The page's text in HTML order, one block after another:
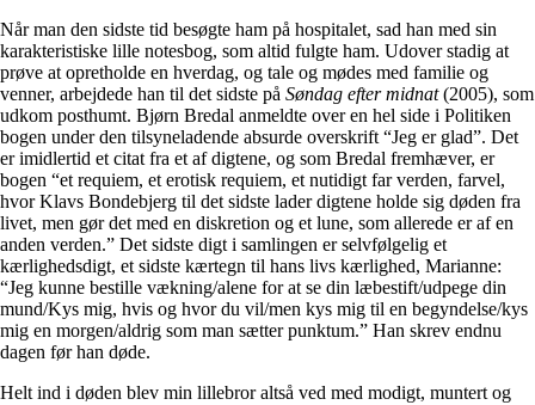
Når man den sidste tid besøgte ham på hospitalet, sad han med sin
karakteristiske lille notesbog, som altid fulgte ham. Udover stadig at
prøve at opretholde en hverdag, og tale og mødes med familie og
venner, arbejdede han til det sidste på Søndag efter midnat(2005), som
udkom posthumt. Bjørn Bredal anmeldte over en hel side i Politiken
bogen under den tilsyneladende absurde overskrift “Jeg er glad”. Det
er imidlertid et citat fra et af digtene, og som Bredal fremhæver, er
bogen “et requiem, et erotisk requiem, et nutidigt far verden, farvel,
hvor Klavs Bondebjerg til det sidste lader digtene holde sig døden fra
livet, men gør det med en diskretion og et lune, som allerede er af en
anden verden.” Det sidste digt i samlingen er selvfølgelig et
kærlighedsdigt, et sidste kærtegn til hans livs kærlighed, Marianne:
“Jeg kunne bestille vækning/alene for at se din læbestift/udpege din
mund/Kys mig, hvis og hvor du vil/men kys mig til en begyndelse/kys
mig en morgen/aldrig som man sætter punktum.” Han skrev endnu
dagen før han døde.
Helt ind i døden blev min lillebror altså ved med modigt, muntert og